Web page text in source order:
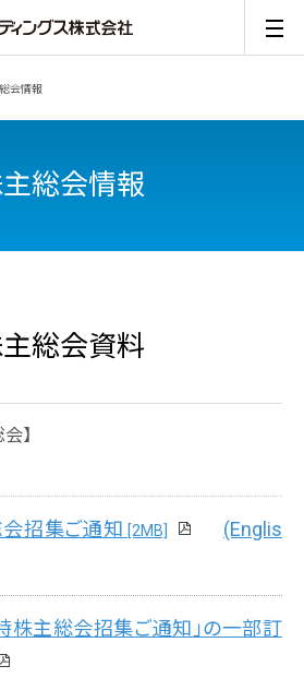
会情報
総会情報
総会資料
】
招集ご通知 [2MB]
(Englis
時株主総会招集ご通知」の一部訂